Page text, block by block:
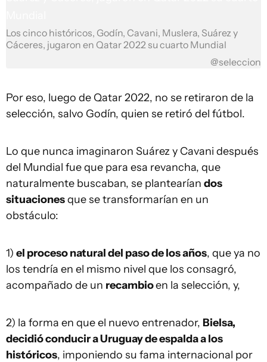
Los cinco históricos, Godín, Cavani, Muslera, Suárez y
Cáceres, jugaron en Qatar 2022 su cuarto Mundial
@seleccion
Por eso, luego de Qatar 2022, no se retiraron de la
selección, salvo Godín, quien se retiró del fútbol.
Lo que nunca imaginaron Suárez y Cavani después
del Mundial fue que para esa revancha, que
naturalmente buscaban, se plantearían dos
situacionesque se transformarían en un
obstáculo:
1) el proceso natural del paso de los años, que ya no
los tendría en el mismo nivel que los consagró,
acompañado de un recambioen la selección, y,
2) la forma en que el nuevo entrenador, Bielsa,
decidió conducir a Uruguay de espalda a los
históricos, imponiendo su fama internacional por